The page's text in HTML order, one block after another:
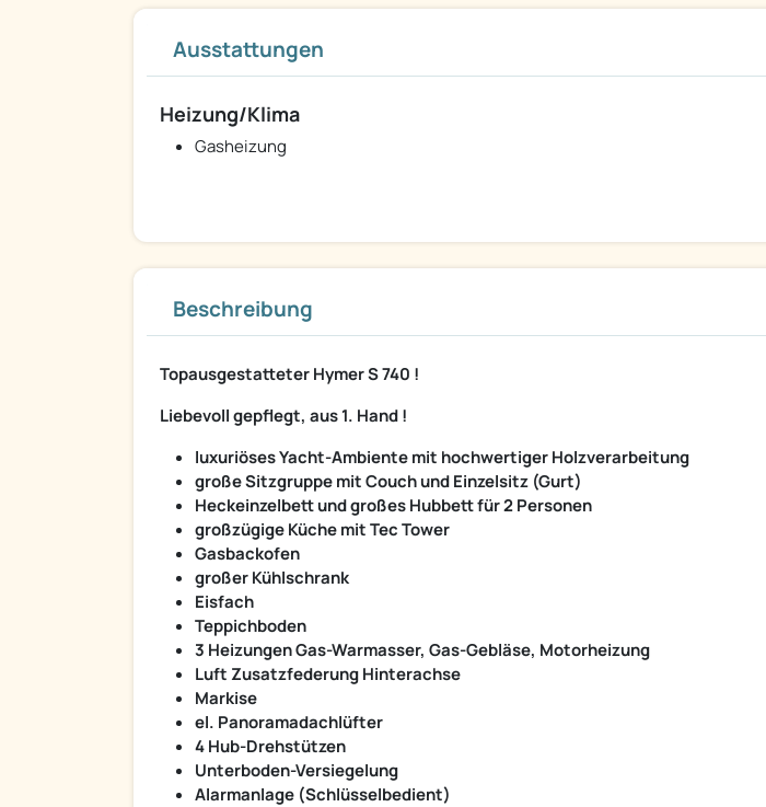
Ausstattungen
Heizung/Klima
Gasheizung
Beschreibung
Topausgestatteter Hymer S 740 !
Liebevoll gepflegt, aus 1. Hand !
luxuriöses Yacht-Ambiente mit hochwertiger Holzverarbeitung
große Sitzgruppe mit Couch und Einzelsitz (Gurt)
Heckeinzelbett und großes Hubbett für 2 Personen
großzügige Küche mit Tec Tower
Gasbackofen
großer Kühlschrank
Eisfach
Teppichboden
3 Heizungen Gas-Warmasser, Gas-Gebläse, Motorheizung
Luft Zusatzfederung Hinterachse
Markise
el. Panoramadachlüfter
4 Hub-Drehstützen
Unterboden-Versiegelung
Alarmanlage (Schlüsselbedient)